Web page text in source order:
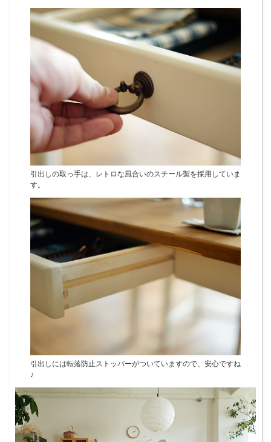
引出しの取っ手は、レトロな風合いのスチール製を採用していま
す。
引出しには転落防止ストッパーがついていますので、安心ですね
♪